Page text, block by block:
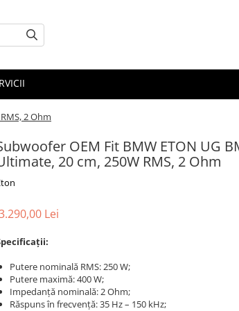
2 Ohm
OEM Fit BMW ETON UG
20 cm, 250W RMS, 2 Ohm
Lei
Putere nominală RMS: 250 W;
Putere maximă: 400 W;
Impedanță nominală: 2 Ohm;
Răspuns în frecvență: 35 Hz – 150 kHz;